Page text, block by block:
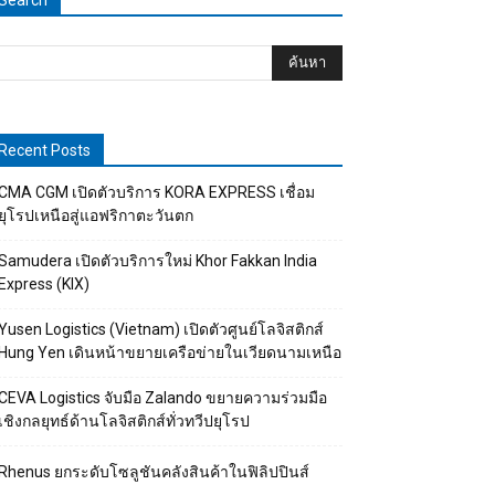
Posts
CGM เปิดตัวบริการ KORA EXPRESS เชื่อม
โรปเหนือสู่แอฟริกาตะวันตก
เปิดตัวบริการใหม่ Khor Fakkan India
(KIX)
Logistics (Vietnam) เปิดตัวศูนย์โลจิสติกส์
Yen เดินหน้าขยายเครือข่ายในเวียดนามเหนือ
Logistics จับมือ Zalando ขยายความร่วมมือ
ชิงกลยุทธ์ด้านโลจิสติกส์ทั่วทวีปยุโรป
ยกระดับโซลูชันคลังสินค้าในฟิลิปปินส์